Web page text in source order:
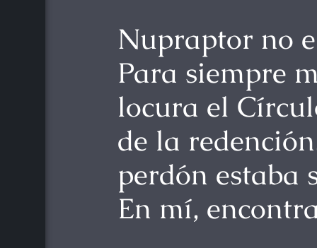
Nupraptor no
Para siempre
locura el
de la
perdón estaba
En mí,